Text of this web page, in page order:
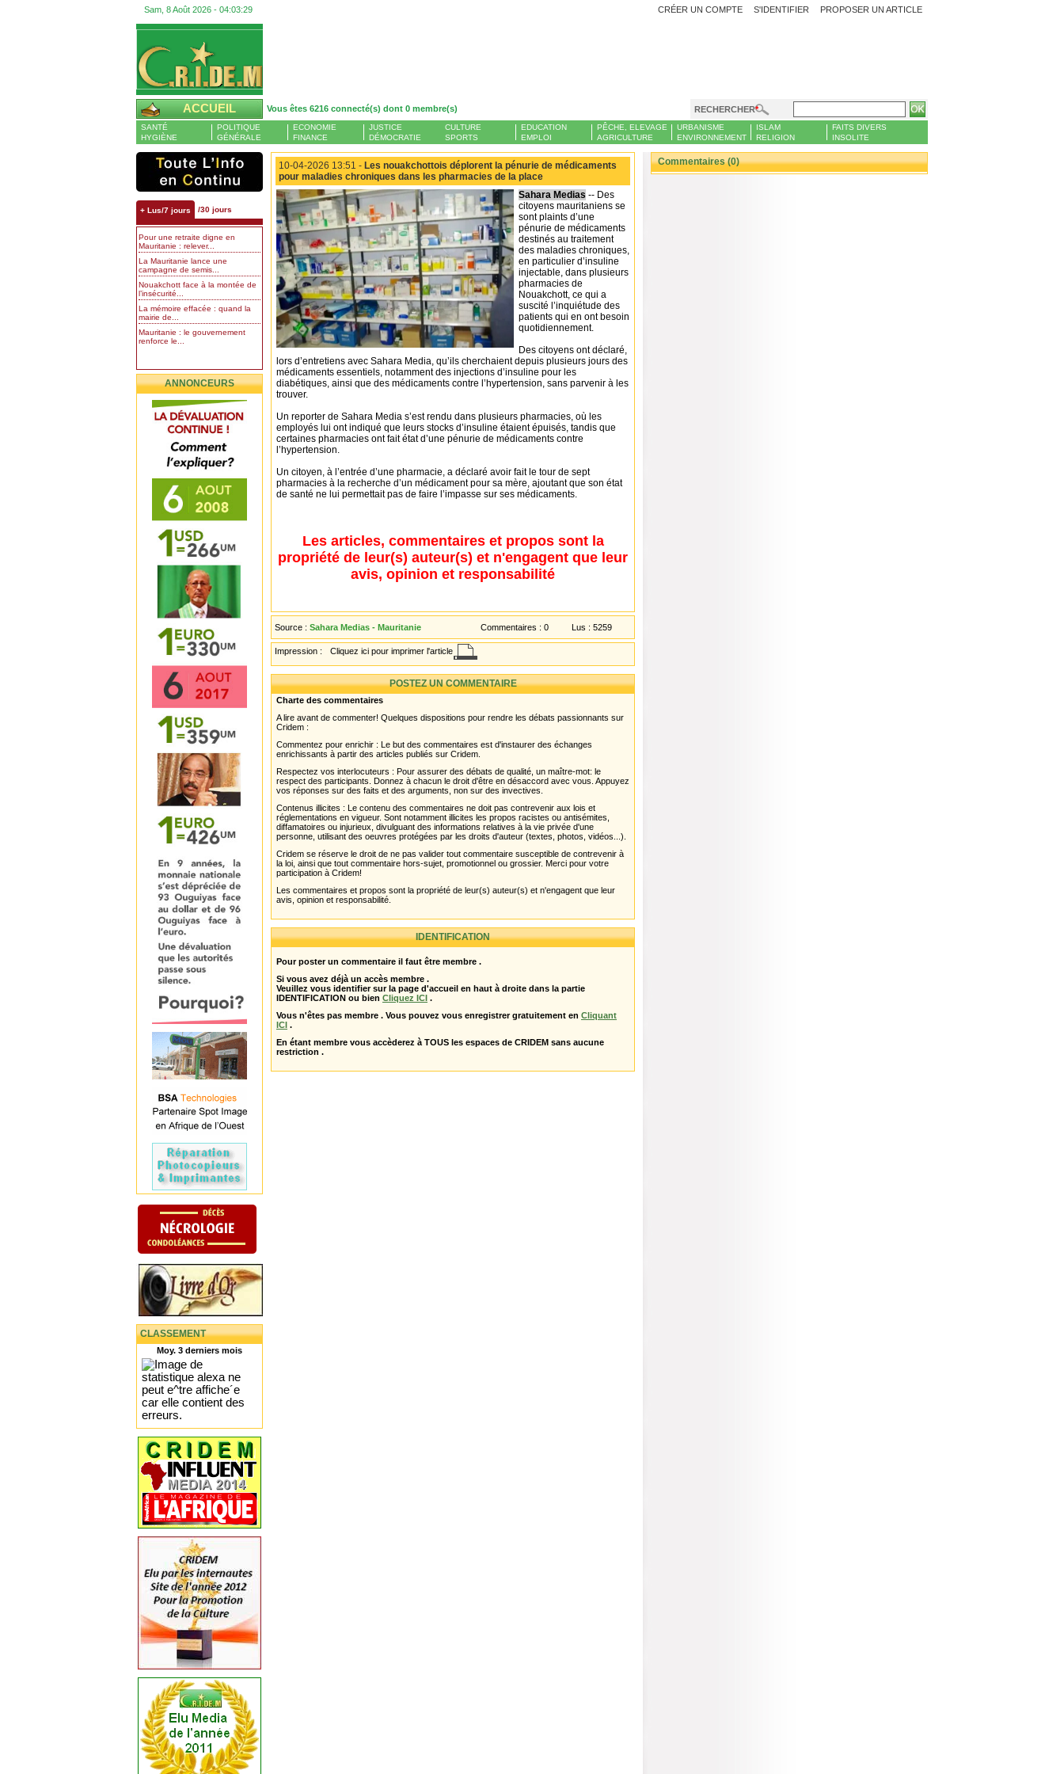
Sam, 8 Août 2026 - 04:03:29 PROPOSER UN ARTICLE
CRÉER UN COMPTE S'IDENTIFIER
ACCUEIL Vous êtes 6216 connecté(s) dont 0 membre(s) RECHERCHER
SANTÉ
HYGIÈNE
POLITIQUE
GÉNÉRALE
ECONOMIE
FINANCE
JUSTICE
DÉMOCRATIE
CULTURE
SPORTS
EDUCATION
EMPLOI
PÊCHE, ELEVAGE
AGRICULTURE
URBANISME
ENVIRONNEMENT
ISLAM
RELIGION
FAITS DIVERS
INSOLITE
+ Lus/7 jours /30 jours
Pour une retraite digne en
Mauritanie : relever...
La Mauritanie lance une
campagne de semis...
Nouakchott face à la montée de
l’insécurité...
La mémoire effacée : quand la
mairie de...
Mauritanie : le gouvernement
renforce le...
ANNONCEURS
CLASSEMENT
Moy. 3 derniers mois
10-04-2026 13:51 - Les nouakchottois déplorent la pénurie de médicaments
pour maladies chroniques dans les pharmacies de la place
Sahara Medias -- Des
citoyens mauritaniens se
sont plaints d’une
pénurie de médicaments
destinés au traitement
des maladies chroniques,
en particulier d’insuline
injectable, dans plusieurs
pharmacies de
Nouakchott, ce qui a
suscité l’inquiétude des
patients qui en ont besoin
quotidiennement.
Des citoyens ont déclaré,
lors d’entretiens avec Sahara Media, qu’ils cherchaient depuis plusieurs jours des
médicaments essentiels, notamment des injections d’insuline pour les
diabétiques, ainsi que des médicaments contre l’hypertension, sans parvenir à les
trouver.
Un reporter de Sahara Media s’est rendu dans plusieurs pharmacies, où les
employés lui ont indiqué que leurs stocks d’insuline étaient épuisés, tandis que
certaines pharmacies ont fait état d’une pénurie de médicaments contre
l’hypertension.
Un citoyen, à l’entrée d’une pharmacie, a déclaré avoir fait le tour de sept
pharmacies à la recherche d’un médicament pour sa mère, ajoutant que son état
de santé ne lui permettait pas de faire l’impasse sur ses médicaments.
Les articles, commentaires et propos sont la
propriété de leur(s) auteur(s) et n'engagent que leur
avis, opinion et responsabilité
Source : Sahara Medias - Mauritanie Commentaires : 0 Lus : 5259
Impression : Cliquez ici pour imprimer l'article
POSTEZ UN COMMENTAIRE
Charte des commentaires
A lire avant de commenter! Quelques dispositions pour rendre les débats passionnants sur
Cridem :
Commentez pour enrichir : Le but des commentaires est d'instaurer des échanges
enrichissants à partir des articles publiés sur Cridem.
Respectez vos interlocuteurs : Pour assurer des débats de qualité, un maître-mot: le
respect des participants. Donnez à chacun le droit d'être en désaccord avec vous. Appuyez
vos réponses sur des faits et des arguments, non sur des invectives.
Contenus illicites : Le contenu des commentaires ne doit pas contrevenir aux lois et
réglementations en vigueur. Sont notamment illicites les propos racistes ou antisémites,
diffamatoires ou injurieux, divulguant des informations relatives à la vie privée d'une
personne, utilisant des oeuvres protégées par les droits d'auteur (textes, photos, vidéos...).
Cridem se réserve le droit de ne pas valider tout commentaire susceptible de contrevenir à
la loi, ainsi que tout commentaire hors-sujet, promotionnel ou grossier. Merci pour votre
participation à Cridem!
Les commentaires et propos sont la propriété de leur(s) auteur(s) et n'engagent que leur
avis, opinion et responsabilité.
IDENTIFICATION
Pour poster un commentaire il faut être membre .
Si vous avez déjà un accès membre .
Veuillez vous identifier sur la page d'accueil en haut à droite dans la partie
IDENTIFICATION ou bien Cliquez ICI .
Vous n'êtes pas membre . Vous pouvez vous enregistrer gratuitement en Cliquant
ICI .
En étant membre vous accèderez à TOUS les espaces de CRIDEM sans aucune
restriction .
Commentaires (0)